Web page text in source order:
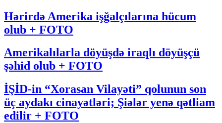
Hərirdə Amerika işğalçılarına hücum
olub + FOTO
Amerikalılarla döyüşdə iraqlı döyüşçü
şəhid olub + FOTO
İŞİD-in “Xorasan Vilayəti” qolunun son
üç aydakı cinayətləri; Şiələr yenə qətliam
edilir + FOTO